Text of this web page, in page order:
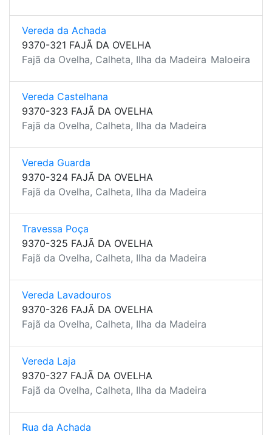
Vereda da Achada
9370-321 FAJÃ DA OVELHA
Fajã da Ovelha, Calheta, Ilha da Madeira Maloeira
Vereda Castelhana
9370-323 FAJÃ DA OVELHA
Fajã da Ovelha, Calheta, Ilha da Madeira
Vereda Guarda
9370-324 FAJÃ DA OVELHA
Fajã da Ovelha, Calheta, Ilha da Madeira
Travessa Poça
9370-325 FAJÃ DA OVELHA
Fajã da Ovelha, Calheta, Ilha da Madeira
Vereda Lavadouros
9370-326 FAJÃ DA OVELHA
Fajã da Ovelha, Calheta, Ilha da Madeira
Vereda Laja
9370-327 FAJÃ DA OVELHA
Fajã da Ovelha, Calheta, Ilha da Madeira
Rua da Achada